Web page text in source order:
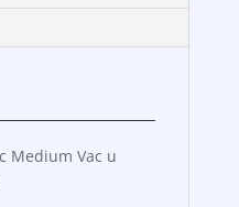
Medium Vac u